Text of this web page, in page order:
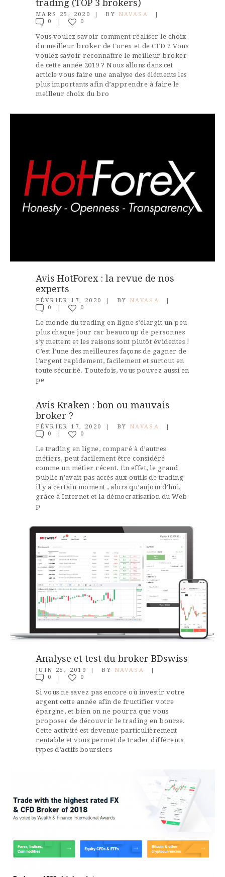
trading (TOP 3 brokers)
MARS 25, 2020 BY
NAVASA
0
0
Vous voulez savoir comment réaliser le choix
du meilleur broker de Forex et de CFD ? Vous
voulez savoir reconnaître le meilleur broker
de cette année 2019 ? Nous allons dans cet
article vous faire une analyse des éléments les
plus importants afin d’apprendre à faire le
meilleur choix du bro
Avis HotForex : la revue de nos
experts
FÉVRIER 17, 2020 BY
NAVASA
0
0
Le monde du trading en ligne s’élargit un peu
plus chaque jour car beaucoup de personnes
s’y mettent et les raisons sont plutôt évidentes !
C’est l’une des meilleures façons de gagner de
l’argent rapidement, facilement et surtout en
toute sécurité. Toutefois, vous pouvez aussi en
pe
Avis Kraken : bon ou mauvais
broker ?
FÉVRIER 17, 2020 BY
NAVASA
0
0
Le trading en ligne, comparé à d’autres
métiers, peut facilement être considéré
comme un métier récent. En effet, le grand
public n’avait pas accès aux outils de trading
il y a certain moment , alors qu’aujourd’hui,
grâce à Internet et la démocratisation du Web
p
Analyse et test du broker BDswiss
JUIN 25, 2019 BY
NAVASA
0
0
Si vous ne savez pas encore où investir votre
argent cette année afin de fructifier votre
épargne, et bien on ne pourra que vous
proposer de découvrir le trading en bourse.
Cette activité est devenue particulièrement
rentable et vous permet de trader différents
types d’actifs boursiers